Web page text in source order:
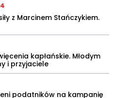
z Marcinem Stańczykiem.
kapłańskie. Młodym
i przyjaciele
podatników na kampanię